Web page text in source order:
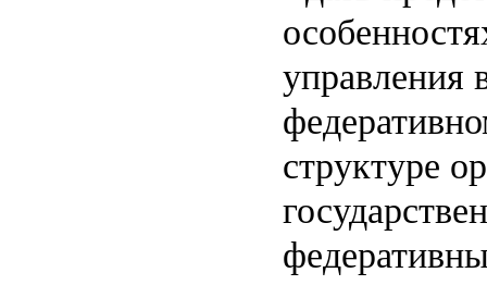
управления
структуре